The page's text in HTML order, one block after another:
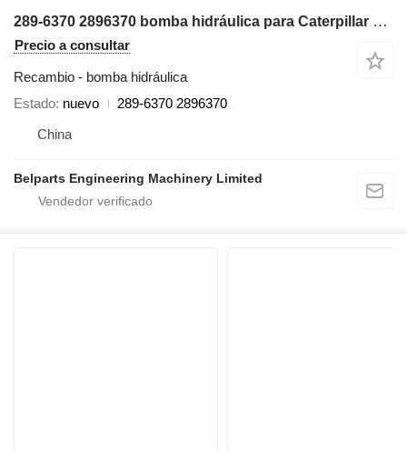
289-6370 2896370 bomba hidráulica para Caterpillar 432E 434E 442E 444E retroexcavadora
Precio a consultar
Recambio - bomba hidráulica
Estado nuevo
289-6370 2896370
China
Belparts Engineering Machinery Limited